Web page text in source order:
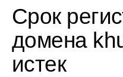
Срок
домена
истек